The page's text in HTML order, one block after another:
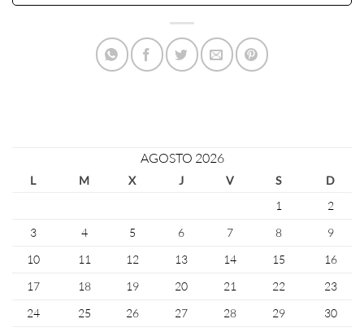
AGOSTO 2026
L M X J V S
D
1
2
3
4 5 6 7 8
9
10
11 12 13 14 15
16
17
18 19 20 21 22
23
24
25 26 27 28 29
30